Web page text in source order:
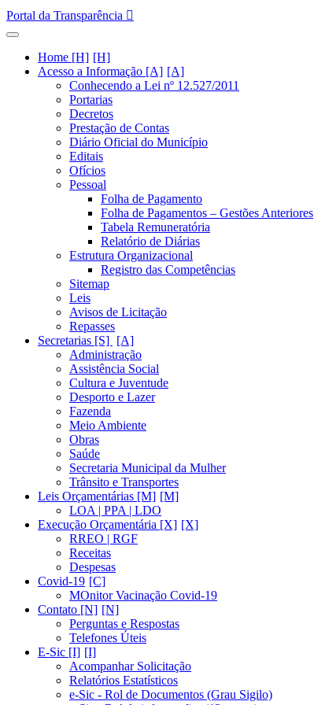
Portal da Transparência
Home [H]
Acesso a Informação [A]
Conhecendo a Lei nº 12.527/2011
Portarias
Decretos
Prestação de Contas
Diário Oficial do Município
Editais
Ofícios
Pessoal
Folha de Pagamento
Folha de Pagamentos – Gestões Anteriores
Tabela Remuneratória
Relatório de Diárias
Estrutura Organizacional
Registro das Competências
Sitemap
Leis
Avisos de Licitação
Repasses
Secretarias [S]
Administração
Assistência Social
Cultura e Juventude
Desporto e Lazer
Fazenda
Meio Ambiente
Obras
Saúde
Secretaria Municipal da Mulher
Trânsito e Transportes
Leis Orçamentárias [M]
LOA | PPA | LDO
Execução Orçamentária [X]
RREO | RGF
Receitas
Despesas
Covid-19
MOnitor Vacinação Covid-19
Contato [N]
Perguntas e Respostas
Telefones Úteis
E-Sic [I]
Acompanhar Solicitação
Relatórios Estatísticos
e-Sic - Rol de Documentos (Grau Sigilo)